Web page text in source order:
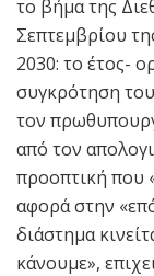
το βήμα της
Σεπτεμβρίου
2030: το έτος-
συγκρότηση
τον
από τον
προοπτική που
αφορά στην
διάστημα
κάνουμε»,